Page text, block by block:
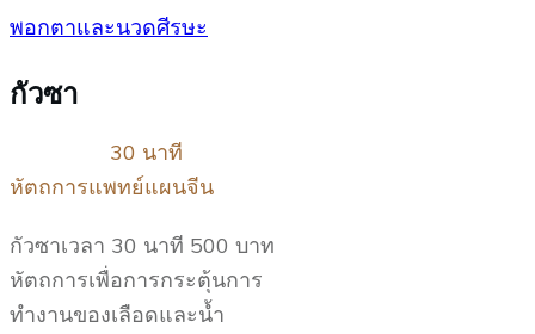
พอกตาและนวดศีรษะ
กัวซา
30 นาที
หัตถการแพทย์แผนจีน
กัวซาเวลา 30 นาที 500 บาท
หัตถการเพื่อการกระตุ้นการ
ทำงานของเลือดและน้ำ